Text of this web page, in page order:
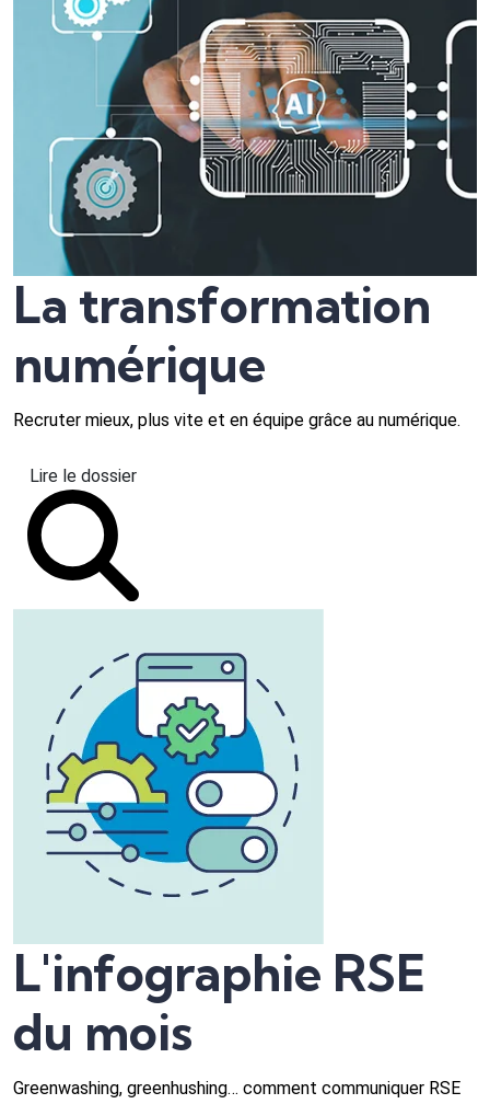
La transformation
numérique
Recruter mieux, plus vite et en équipe grâce au numérique.
Lire le dossier
L'infographie RSE
du mois
Greenwashing, greenhushing… comment communiquer RSE